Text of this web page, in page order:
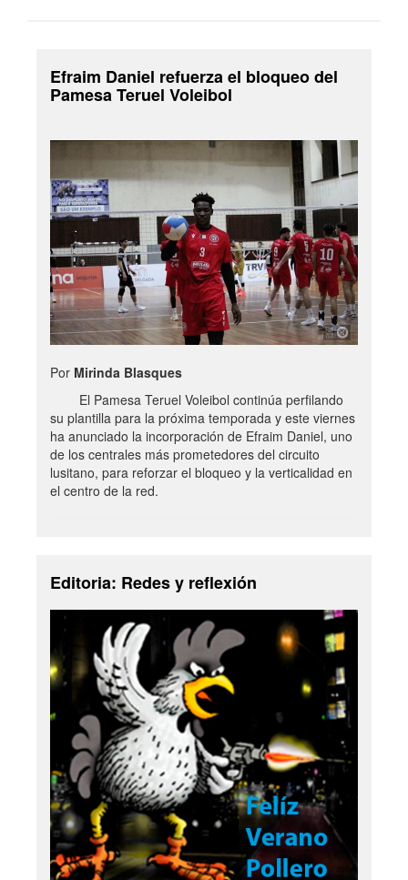
Efraim Daniel refuerza el bloqueo del
Pamesa Teruel Voleibol
Por Mirinda Blasques
El Pamesa Teruel Voleibol continúa perfilando
su plantilla para la próxima temporada y este viernes
ha anunciado la incorporación de Efraim Daniel, uno
de los centrales más prometedores del circuito
lusitano, para reforzar el bloqueo y la verticalidad en
el centro de la red.
Editoria: Redes y reflexión